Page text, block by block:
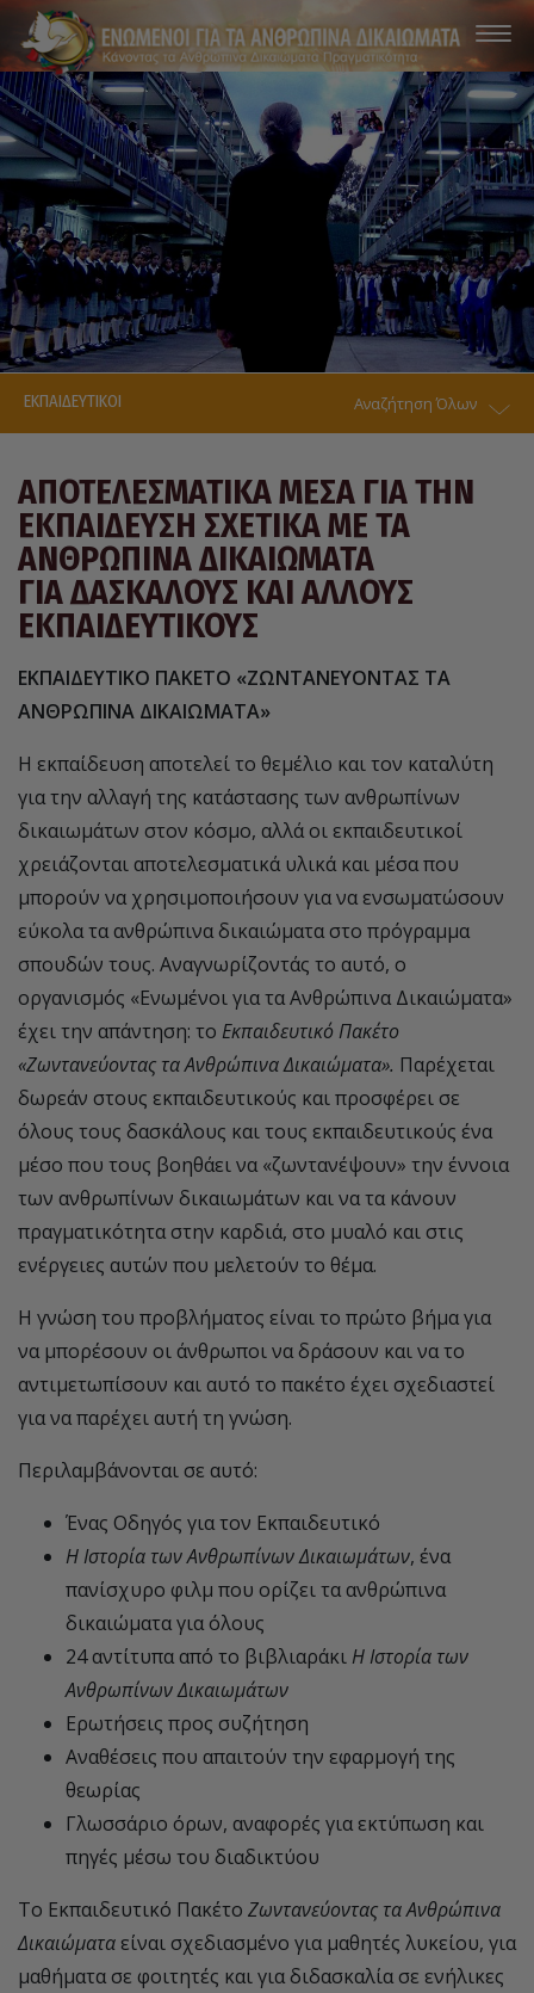
ΕΚΠΑΙΔΕΥΤΙΚΟΙ Αναζήτηση Όλων
ΑΠΟΤΕΛΕΣΜΑΤΙΚΑ ΜΕΣΑ ΓΙΑ ΤΗΝ
ΕΚΠΑΙΔΕΥΣΗ ΣΧΕΤΙΚΑ ΜΕ ΤΑ
ΑΝΘΡΩΠΙΝΑ ΔΙΚΑΙΩΜΑΤΑ
ΓΙΑ ΔΑΣΚΑΛΟΥΣ ΚΑΙ ΑΛΛΟΥΣ
ΕΚΠΑΙΔΕΥΤΙΚΟΥΣ
ΕΚΠΑΙΔΕΥΤΙΚΟ ΠΑΚΕΤΟ «ΖΩΝΤΑΝΕΥΟΝΤΑΣ ΤΑ
ΑΝΘΡΩΠΙΝΑ ΔΙΚΑΙΩΜΑΤΑ»
Η εκπαίδευση αποτελεί το θεμέλιο και τον καταλύτη
για την αλλαγή της κατάστασης των ανθρωπίνων
δικαιωμάτων στον κόσμο, αλλά οι εκπαιδευτικοί
χρειάζονται αποτελεσματικά υλικά και μέσα που
μπορούν να χρησιμοποιήσουν για να ενσωματώσουν
εύκολα τα ανθρώπινα δικαιώματα στο πρόγραμμα
σπουδών τους. Αναγνωρίζοντάς το αυτό, ο
οργανισμός «Ενωμένοι για τα Ανθρώπινα Δικαιώματα»
έχει την απάντηση: το Εκπαιδευτικό Πακέτο
«Ζωντανεύοντας τα Ανθρώπινα Δικαιώματα». Παρέχεται
δωρεάν στους εκπαιδευτικούς και προσφέρει σε
όλους τους δασκάλους και τους εκπαιδευτικούς ένα
μέσο που τους βοηθάει να «ζωντανέψουν» την έννοια
των ανθρωπίνων δικαιωμάτων και να τα κάνουν
πραγματικότητα στην καρδιά, στο μυαλό και στις
ενέργειες αυτών που μελετούν το θέμα.
Η γνώση του προβλήματος είναι το πρώτο βήμα για
να μπορέσουν οι άνθρωποι να δράσουν και να το
αντιμετωπίσουν και αυτό το πακέτο έχει σχεδιαστεί
για να παρέχει αυτή τη γνώση.
Περιλαμβάνονται σε αυτό:
Ένας Οδηγός για τον Εκπαιδευτικό
Η Ιστορία των Ανθρωπίνων Δικαιωμάτων, ένα
πανίσχυρο φιλμ που ορίζει τα ανθρώπινα
δικαιώματα για όλους
24 αντίτυπα από το βιβλιαράκι Η Ιστορία των
Ανθρωπίνων Δικαιωμάτων
Ερωτήσεις προς συζήτηση
Αναθέσεις που απαιτούν την εφαρμογή της
θεωρίας
Γλωσσάριο όρων, αναφορές για εκτύπωση και
πηγές μέσω του διαδικτύου
Το Εκπαιδευτικό Πακέτο Ζωντανεύοντας τα Ανθρώπινα
Δικαιώματα είναι σχεδιασμένο για μαθητές λυκείου, για
μαθήματα σε φοιτητές και για διδασκαλία σε ενήλικες